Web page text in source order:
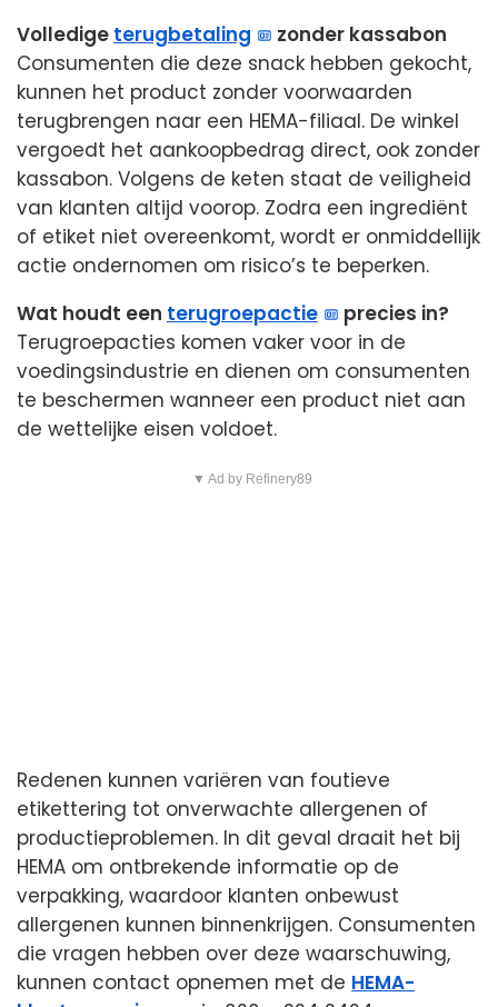
Volledige terugbetaling
zonder kassabon
Consumenten die deze snack hebben gekocht,
kunnen het product zonder voorwaarden
terugbrengen naar een HEMA-filiaal. De winkel
vergoedt het aankoopbedrag direct, ook zonder
kassabon. Volgens de keten staat de veiligheid
van klanten altijd voorop. Zodra een ingrediënt
of etiket niet overeenkomt, wordt er onmiddellijk
actie ondernomen om risico’s te beperken.
Wat houdt een terugroepactie
precies in?
Terugroepacties komen vaker voor in de
voedingsindustrie en dienen om consumenten
te beschermen wanneer een product niet aan
de wettelijke eisen voldoet.
▼ Ad by Refinery89
Redenen kunnen variëren van foutieve
etikettering tot onverwachte allergenen of
productieproblemen. In dit geval draait het bij
HEMA om ontbrekende informatie op de
verpakking, waardoor klanten onbewust
allergenen kunnen binnenkrijgen. Consumenten
die vragen hebben over deze waarschuwing,
kunnen contact opnemen met de HEMA-